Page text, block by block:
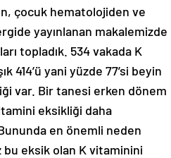
çocuk hematolojiden ve
yayınlanan makalemizde
topladık. 534 vakada K
414’ü yani yüzde 77’si beyin
var. Bir tanesi erken dönem
eksikliği daha
en önemli neden
bu eksik olan K vitaminini